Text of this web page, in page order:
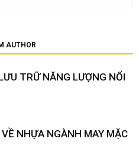
AUTHOR
TRỮ NĂNG LƯỢNG NỔI
NHỰA NGÀNH MAY MẶC